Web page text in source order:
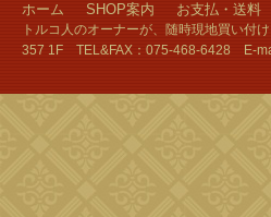
ホーム SHOP案内 お支払・送料
トルコ人のオーナーが、随時現地買い付
357 1F TEL&FAX：075-468-6428 E-